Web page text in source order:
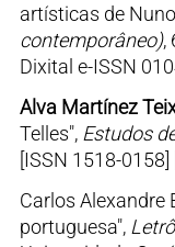
artísticas de
contemporâneo),
Dixital e-ISSN
Alva Martínez
Telles", Estudos
[ISSN 1518-
Carlos Alexandre
portuguesa",